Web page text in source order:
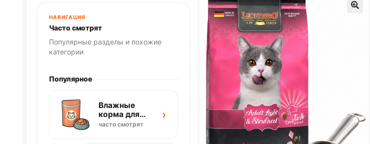
НАВИГАЦИЯ
Часто смотрят
Популярные разделы и похожие
категории
Популярное
Влажные
корма для
кошек
часто смотрят
›